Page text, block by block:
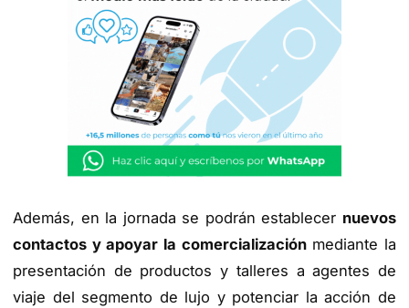
Además, en la jornada se podrán establecer nuevos
contactos y apoyar la comercializaciónmediante la
presentación de productos y talleres a agentes de
viaje del segmento de lujo y potenciar la acción de